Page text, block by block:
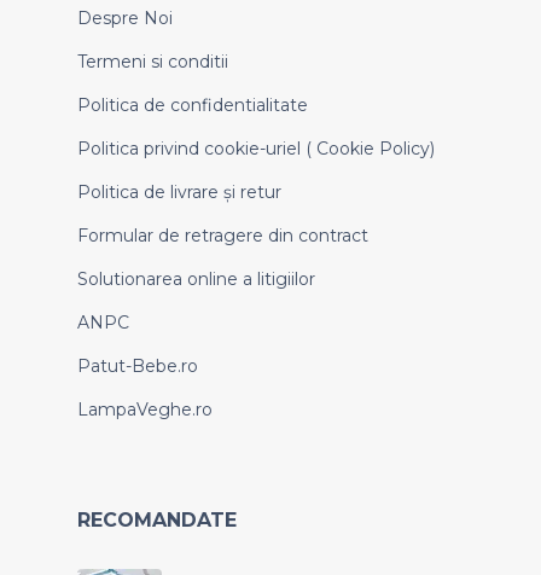
Despre Noi
Termeni si conditii
Politica de confidentialitate
Politica privind cookie-uriel ( Cookie Policy)
Politica de livrare și retur
Formular de retragere din contract
Solutionarea online a litigiilor
ANPC
Patut-Bebe.ro
LampaVeghe.ro
RECOMANDATE